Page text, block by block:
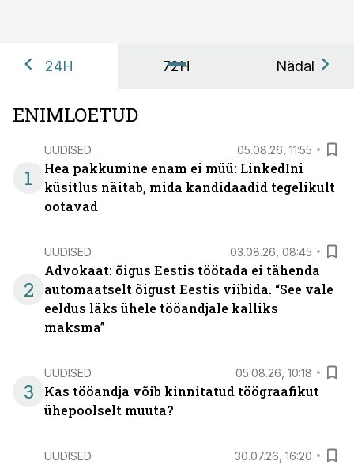
24H 72H Nädal
ENIMLOETUD
1
UUDISED 05.08.26, 11:55
Hea pakkumine enam ei müü: LinkedIni
küsitlus näitab, mida kandidaadid tegelikult
ootavad
2
UUDISED 03.08.26, 08:45
Advokaat: õigus Eestis töötada ei tähenda
automaatselt õigust Eestis viibida. “See vale
eeldus läks ühele tööandjale kalliks
maksma”
3
UUDISED 05.08.26, 10:18
Kas tööandja võib kinnitatud töögraafikut
ühepoolselt muuta?
UUDISED 30.07.26, 16:20